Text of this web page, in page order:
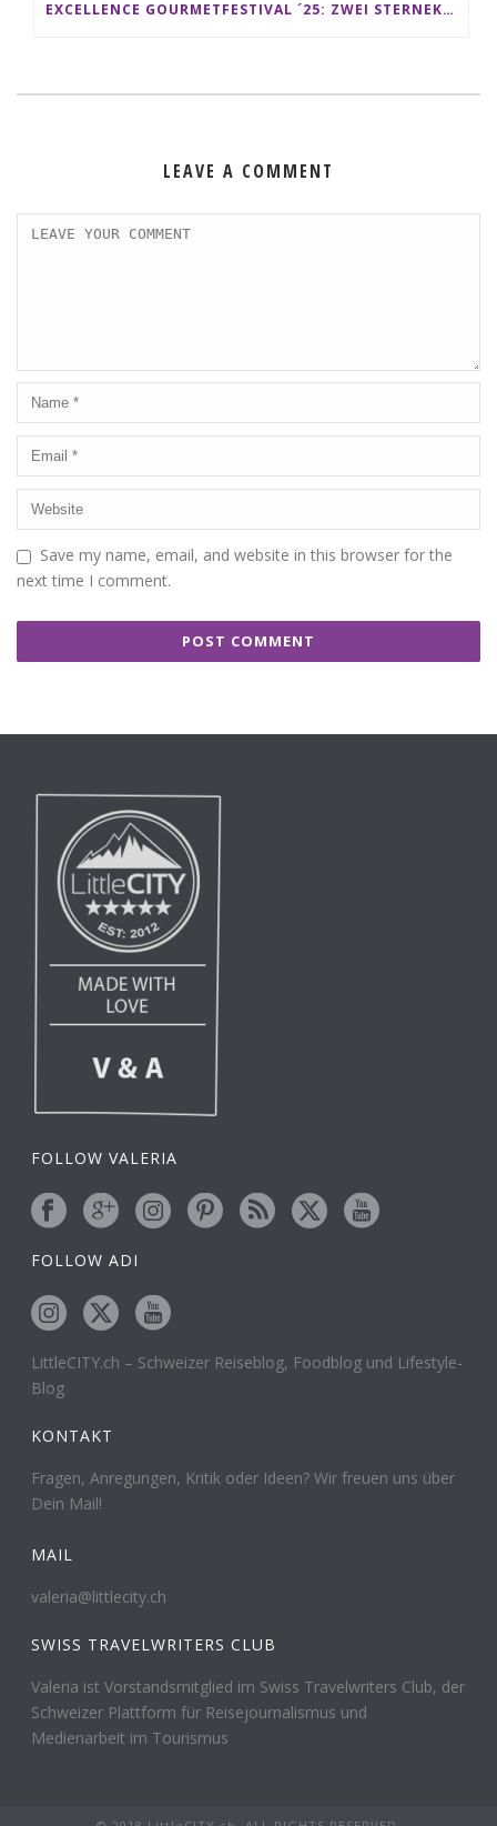
EXCELLENCE GOURMETFESTIVAL ´25: ZWEI STERNEKÖCHE ANTONIO GUIDA & DARIO MORESCO VERWÖHNEN IHRE GÄSTE AUF EINER LUXERIÖSEN SCHIFFSREISE
LEAVE A COMMENT
Save my name, email, and website in this browser for the
next time I comment.
FOLLOW VALERIA
FOLLOW ADI
LittleCITY.ch – Schweizer Reiseblog, Foodblog und Lifestyle-
Blog
KONTAKT
Fragen, Anregungen, Kritik oder Ideen? Wir freuen uns über
Dein Mail!
MAIL
valeria@littlecity.ch
SWISS TRAVELWRITERS CLUB
Valeria ist Vorstandsmitglied im Swiss Travelwriters Club, der
Schweizer Plattform für Reisejournalismus und
Medienarbeit im Tourismus